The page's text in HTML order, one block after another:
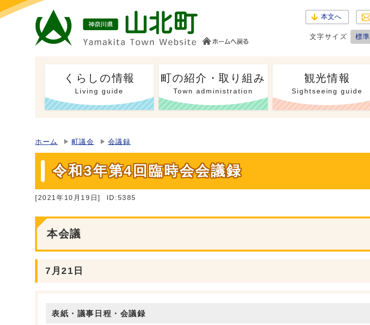
本文へ
文字サイズ 標準
くらしの情報
Living guide
町の紹介・取り組み
Town administration
観光情報
Sightseeing guide
ホーム 町議会 会議録
令和3年第4回臨時会会議録
[2021年10月19日] ID:5385
本会議
7月21日
表紙・議事日程・会議録